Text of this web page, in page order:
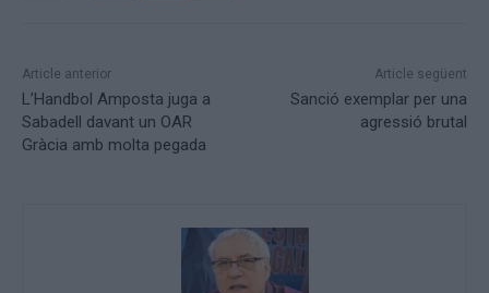
Article anterior
L’Handbol Amposta juga a
Sabadell davant un OAR
Gràcia amb molta pegada
Article següent
Sanció exemplar per una
agressió brutal